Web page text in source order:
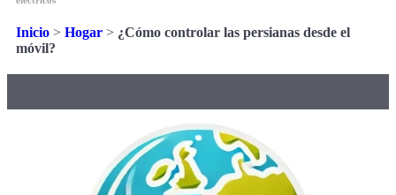
Inicio > Hogar > ¿Cómo controlar las persianas desde el
móvil?